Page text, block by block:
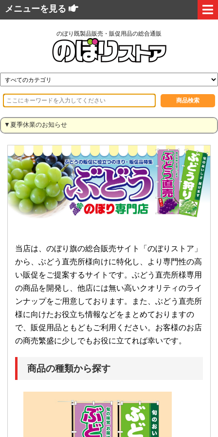
メニューを見る
のぼり既製品販売・販促用品の総合通販
▼夏季休業のお知らせ
当店は、のぼり旗の総合販売サイト「のぼりストア」
から、ぶどう直売所様向けに特化し、より専門性の高
い販促をご提案するサイトです。ぶどう直売所様専用
の商品を開発し、他店には無い高いクオリティのライ
ンナップをご用意しております。また、ぶどう直売所
様に向けたお役立ち情報などをまとめておりますの
で、販促用品ともどもご利用ください。お客様のお店
の商売繁盛に少しでもお役に立てれば幸いです。
商品の種類から探す